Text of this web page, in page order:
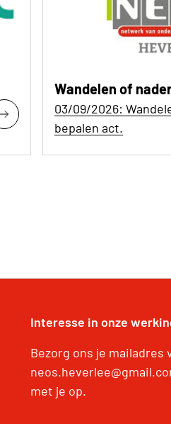
Wandelen of
03/09/2026:
bepalen act.
Interesse in onze
Bezorg ons je mailadres
met je op.